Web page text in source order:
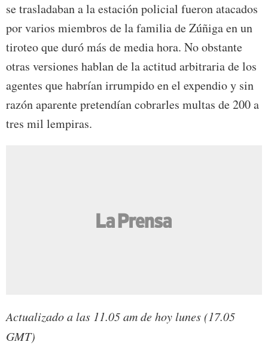
se trasladaban a la estación policial fueron atacados
por varios miembros de la familia de Zúñiga en un
tiroteo que duró más de media hora. No obstante
otras versiones hablan de la actitud arbitraria de los
agentes que habrían irrumpido en el expendio y sin
razón aparente pretendían cobrarles multas de 200 a
tres mil lempiras.
Actualizado a las 11.05 am de hoy lunes (17.05
GMT)